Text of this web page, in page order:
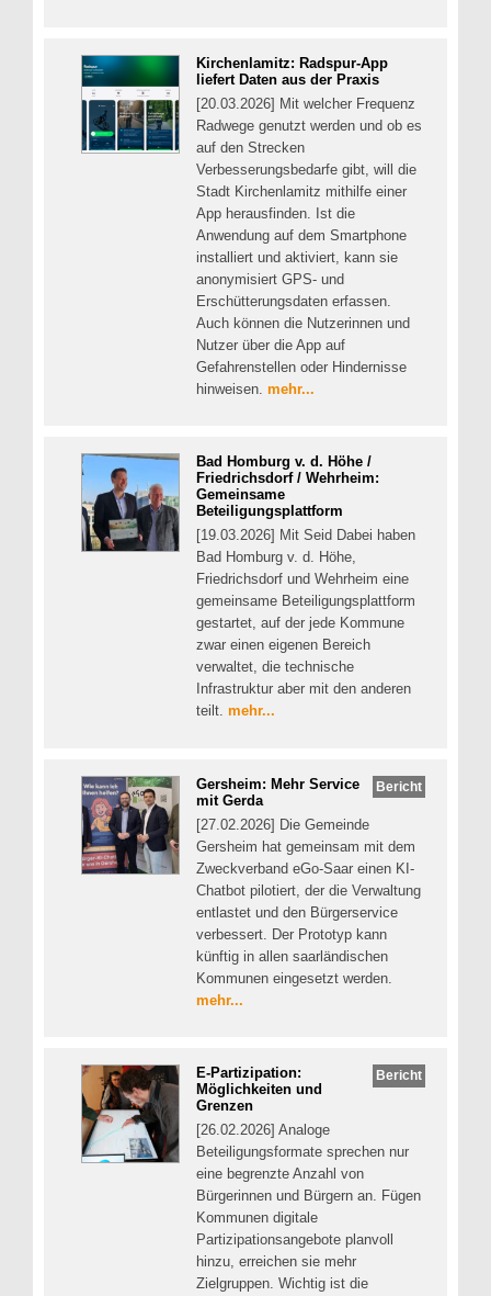
Kirchenlamitz: Radspur-App
liefert Daten aus der Praxis
[20.03.2026] Mit welcher Frequenz
Radwege genutzt werden und ob es
auf den Strecken
Verbesserungsbedarfe gibt, will die
Stadt Kirchenlamitz mithilfe einer
App herausfinden. Ist die
Anwendung auf dem Smartphone
installiert und aktiviert, kann sie
anonymisiert GPS- und
Erschütterungsdaten erfassen.
Auch können die Nutzerinnen und
Nutzer über die App auf
Gefahrenstellen oder Hindernisse
hinweisen. mehr...
Bad Homburg v. d. Höhe /
Friedrichsdorf / Wehrheim:
Gemeinsame
Beteiligungsplattform
[19.03.2026] Mit Seid Dabei haben
Bad Homburg v. d. Höhe,
Friedrichsdorf und Wehrheim eine
gemeinsame Beteiligungsplattform
gestartet, auf der jede Kommune
zwar einen eigenen Bereich
verwaltet, die technische
Infrastruktur aber mit den anderen
teilt. mehr...
Bericht
Gersheim: Mehr Service
mit Gerda
[27.02.2026] Die Gemeinde
Gersheim hat gemeinsam mit dem
Zweckverband eGo-Saar einen KI-
Chatbot pilotiert, der die Verwaltung
entlastet und den Bürgerservice
verbessert. Der Prototyp kann
künftig in allen saarländischen
Kommunen eingesetzt werden.
mehr...
Bericht
E-Partizipation:
Möglichkeiten und
Grenzen
[26.02.2026] Analoge
Beteiligungsformate sprechen nur
eine begrenzte Anzahl von
Bürgerinnen und Bürgern an. Fügen
Kommunen digitale
Partizipationsangebote planvoll
hinzu, erreichen sie mehr
Zielgruppen. Wichtig ist die